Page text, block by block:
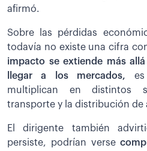
afirmó.
Sobre las pérdidas
todavía no existe una cifra
impacto se extiende más
llegar a los mercados, es
multiplican en distintos
transporte y la distribución de
El dirigente también
persiste, podrían verse